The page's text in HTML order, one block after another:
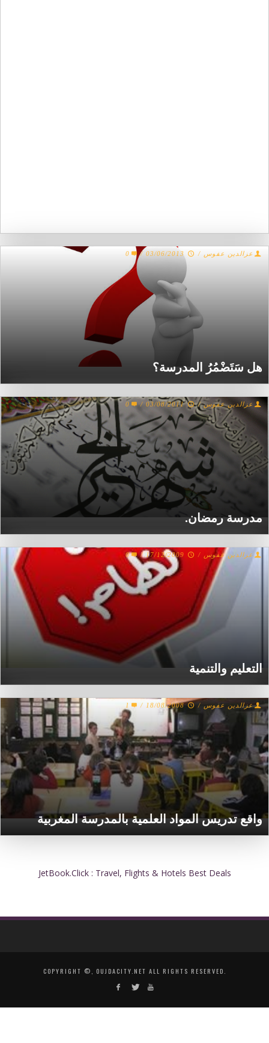
هل سَتَضْمُرُ المدرسة؟
عزالدين عفوس /
03/06/2013
/
0
مدرسة رمضان.
عزالدين عفوس /
03/08/2011
/
0
التعليم والتنمية
عزالدين عفوس /
17/12/2009
/
0
واقع تدريس المواد العلمية بالمدرسة المغربية
عزالدين عفوس /
18/08/2008
/
1
JetBook.Click : Travel, Flights & Hotels Best Deals
COPYRIGHT ©, OUJDACITY.NET ALL RIGHTS RESERVED.